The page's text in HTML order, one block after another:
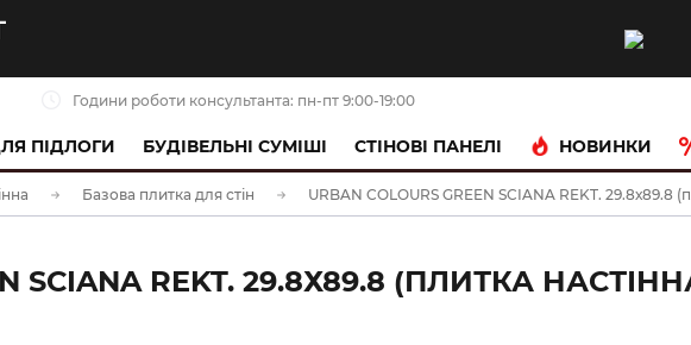
Години роботи консультанта: пн-пт 9:00-19:00
ПІДЛОГИ БУДІВЕЛЬНІ СУМІШІ CТІНОВІ ПАНЕЛІ НОВИНКИ
Базова плитка для стін URBAN COLOURS GREEN SCIANA REKT. 29.8х89.8
SCIANA REKT. 29.8Х89.8 (ПЛИТКА